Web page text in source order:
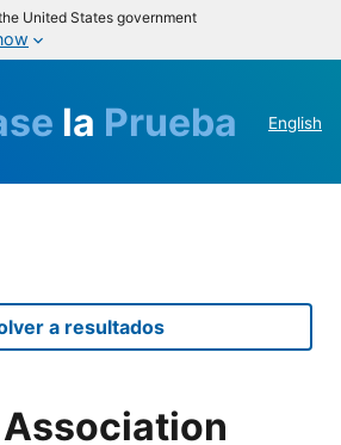
United States government
la Prueba English
a resultados